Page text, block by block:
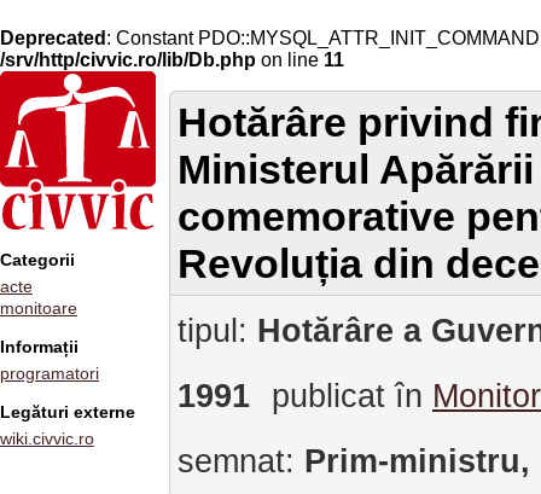
Deprecated : Constant
/srv/http/civvic.ro/lib/Db.php on line 11
Categorii
acte
monitoare
Informații
programatori
Legături externe
wiki.civvic.ro
Hotărâre privind
Ministerul
comemorative
Revoluția din
tipul: Hotărâre a
1991
publicat în
semnat: Prim-ministru,